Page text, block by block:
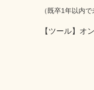
（既卒1年以内
【ツール】オ